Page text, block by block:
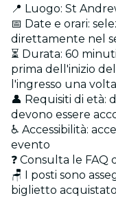
📍 Luogo: St
📅 Date e orari:
direttamente nel
⏳ Durata: 60
prima dell'inizio
l'ingresso una
👤 Requisiti di età:
devono essere
♿ Accessibilità:
evento
❓ Consulta le
🪑 I posti sono
biglietto acquistato